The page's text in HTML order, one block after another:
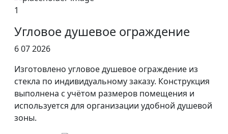
1
Угловое душевое ограждение
6 07 2026
Изготовлено угловое душевое ограждение из
стекла по индивидуальному заказу. Конструкция
выполнена с учётом размеров помещения и
используется для организации удобной душевой
зоны.